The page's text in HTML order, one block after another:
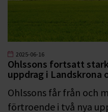
2025-06-16
Ohlssons fortsatt
uppdrag i Landskrona
Ohlssons får från och
förtroende i två nya